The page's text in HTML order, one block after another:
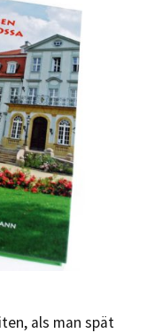
als man spät